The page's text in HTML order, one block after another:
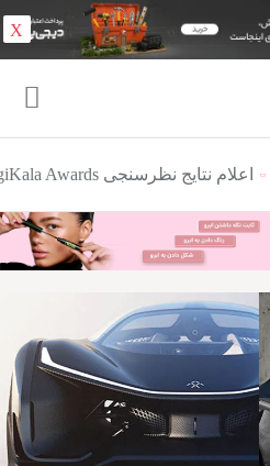
اعلام نتایج نظرسنجی DigiKala Awards
X